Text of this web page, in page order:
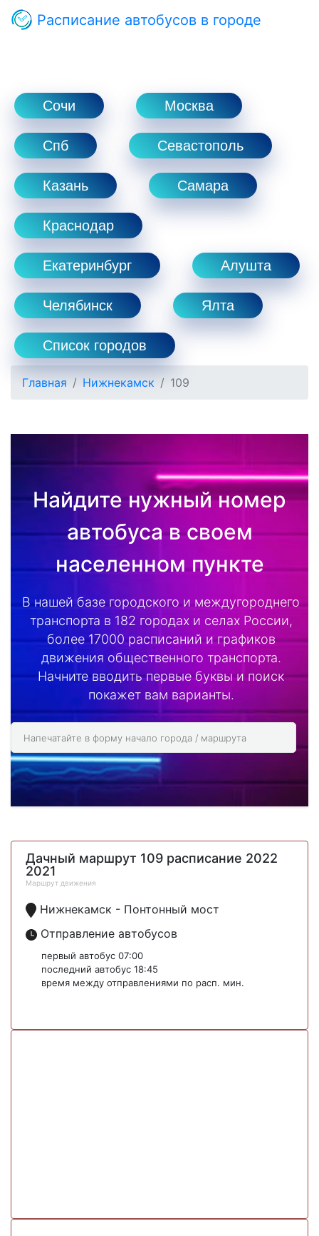
Расписание автобусов в городе
Сочи Москва
Спб Севастополь
Казань Самара
Краснодар
Екатеринбург Алушта
Челябинск Ялта
Список городов
Главная Нижнекамск 109
Найдите нужный номер
автобуса в своем
населенном пункте
В нашей базе городского и междугороднего
транспорта в 182 городах и селах России,
более 17000 расписаний и графиков
движения общественного транспорта.
Начните вводить первые буквы и поиск
покажет вам варианты.
Дачный маршрут 109 расписание 2022
2021
Маршрут движения
Нижнекамск - Понтонный мост
Отправление автобусов
первый автобус 07:00
последний автобус 18:45
время между отправлениями по расп. мин.